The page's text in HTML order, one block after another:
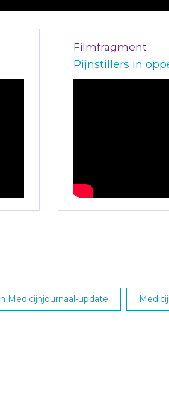
Filmfragment
Pijnstillers in
Medicijnjournaal-update